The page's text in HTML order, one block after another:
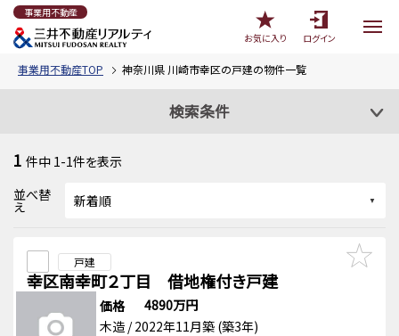
事業用不動産
お気に入り
ログイン
事業用不動産TOP 神奈川県 川崎市幸区の戸建の物件一覧
検索条件
1 件中 1-1件を表示
並べ替
え
戸建
幸区南幸町２丁目 借地権付き戸建
価格
4890万円
木造 / 2022年11月築 (築3年)